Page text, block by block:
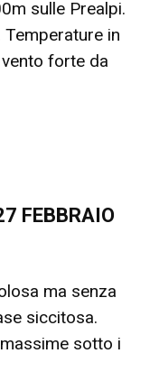
sulle Prealpi.
in
forte da
FEBBRAIO
ma senza
siccitosa.
sotto i